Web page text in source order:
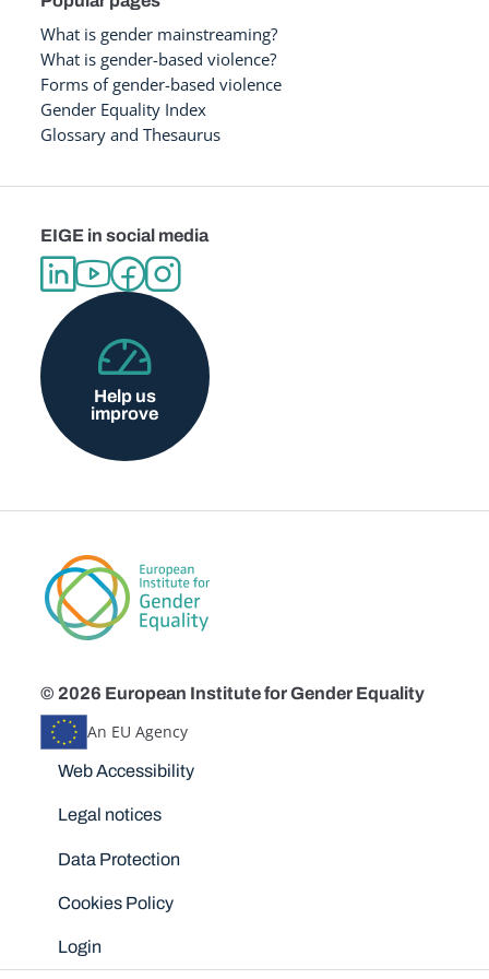
What is gender mainstreaming?
What is gender-based violence?
Forms of gender-based violence
Gender Equality Index
Glossary and Thesaurus
EIGE in social media
Help us
improve
© 2026 European Institute for Gender Equality
An EU Agency
Disclaimers
Web Accessibility
Legal notices
Data Protection
Cookies Policy
Login